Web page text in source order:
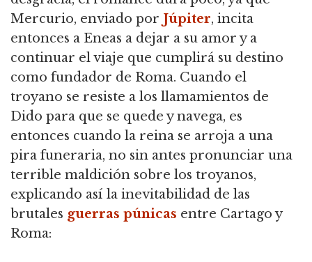
Mercurio, enviado por Júpiter, incita
entonces a Eneas a dejar a su amor y a
continuar el viaje que cumplirá su destino
como fundador de Roma. Cuando el
troyano se resiste a los llamamientos de
Dido para que se quede y navega, es
entonces cuando la reina se arroja a una
pira funeraria, no sin antes pronunciar una
terrible maldición sobre los troyanos,
explicando así la inevitabilidad de las
brutales guerras púnicas entre Cartago y
Roma: